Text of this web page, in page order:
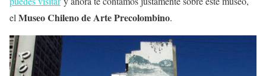
el Museo Chileno de Arte Precolombino.